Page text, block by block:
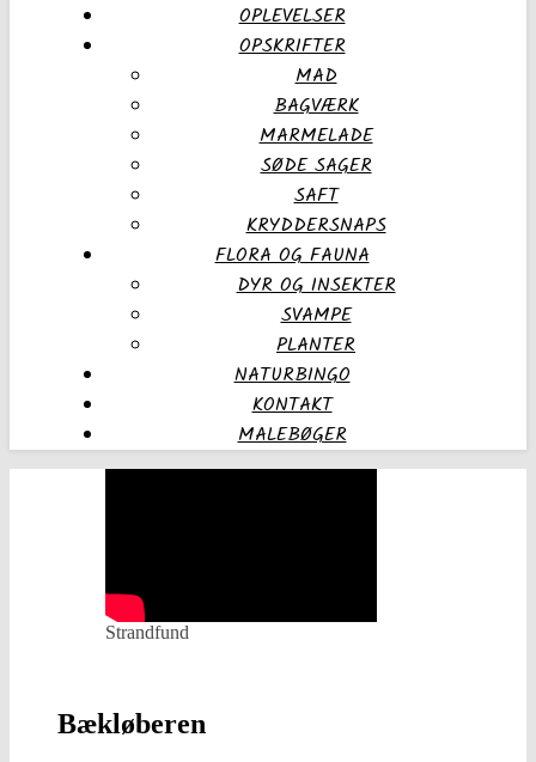
OPLEVELSER
OPSKRIFTER
MAD
BAGVÆRK
MARMELADE
SØDE SAGER
SAFT
KRYDDERSNAPS
FLORA OG FAUNA
DYR OG INSEKTER
SVAMPE
PLANTER
NATURBINGO
KONTAKT
MALEBØGER
Strandfund
Bækløberen